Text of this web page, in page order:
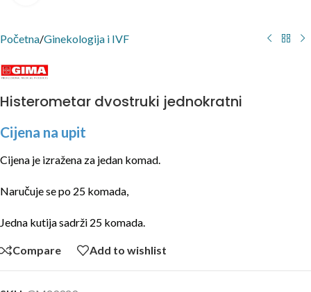
Početna/Ginekologija i IVF
Histerometar dvostruki jednokratni
Cijena na upit
Cijena je izražena za jedan komad.
Naručuje se po 25 komada,
Jedna kutija sadrži 25 komada.
Compare Add to wishlist